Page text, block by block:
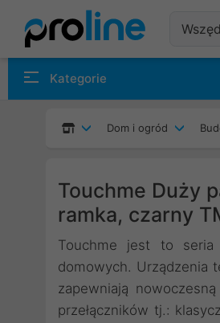
Kategorie
Dom i ogród
Touchme Duży
ramka, czarny
Touchme jest to seria
domowych. Urządzenia
zapewniają
przełączników tj.: